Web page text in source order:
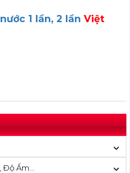
1 lần, 2 lần Việt
Ẩm…